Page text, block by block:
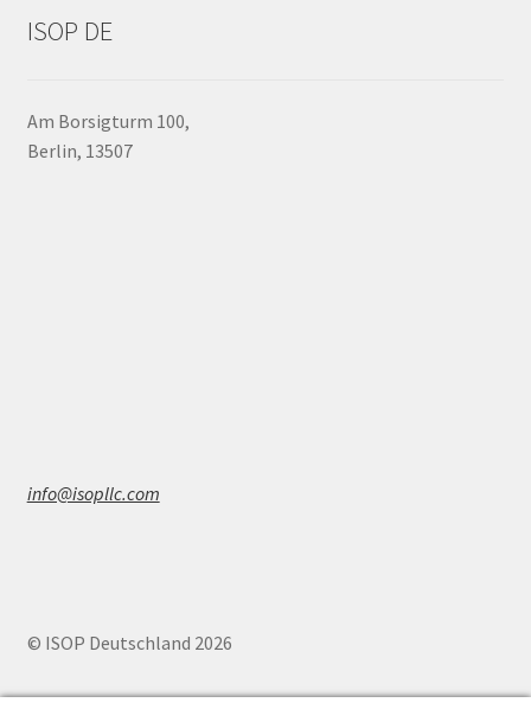
ISOP DE
Am Borsigturm 100,
Berlin, 13507
info@isopllc.com
© ISOP Deutschland 2026